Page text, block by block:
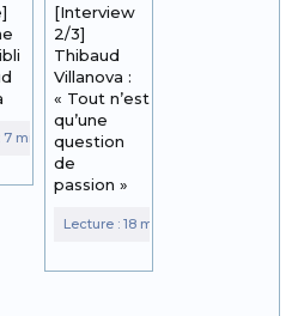
[Interview
2/3]
Thibaud
Villanova :
« Tout n’est
qu’une
question
de
passion »